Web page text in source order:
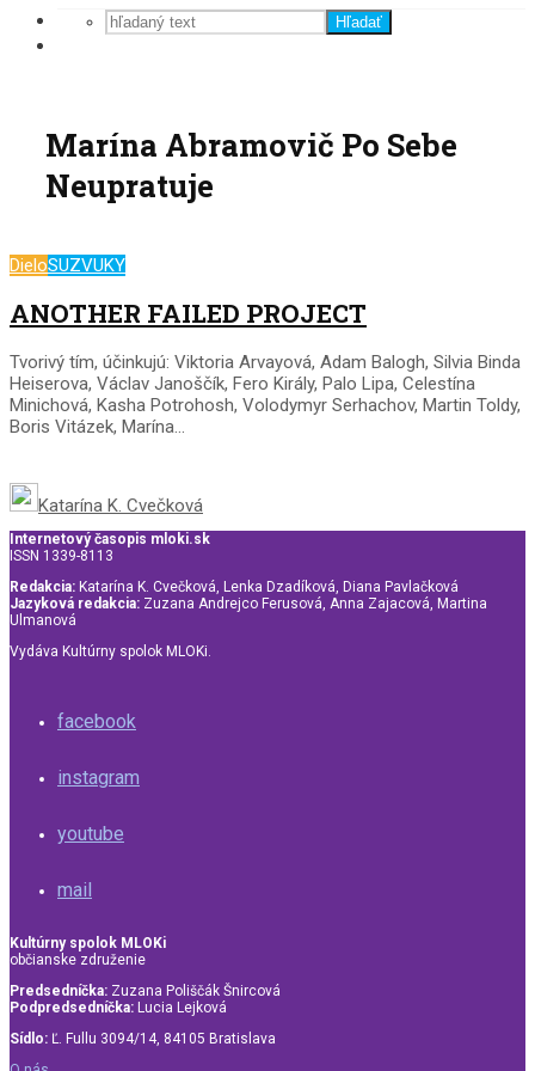
Hľadať
Marína Abramovič Po Sebe
Neupratuje
DieloSUZVUKY
ANOTHER FAILED PROJECT
Tvorivý tím, účinkujú: Viktoria Arvayová, Adam Balogh, Silvia Binda
Heiserova, Václav Janoščík, Fero Király, Palo Lipa, Celestína
Minichová, Kasha Potrohosh, Volodymyr Serhachov, Martin Toldy,
Boris Vitázek, Marína...
Katarína K. Cvečková
Internetový časopis mloki.sk
ISSN 1339-8113
Redakcia: Katarína K. Cvečková, Lenka Dzadíková, Diana Pavlačková
Jazyková redakcia: Zuzana Andrejco Ferusová, Anna Zajacová, Martina
Ulmanová
Vydáva Kultúrny spolok MLOKi.
facebook
instagram
youtube
mail
Kultúrny spolok MLOKi
občianske združenie
Predsedníčka: Zuzana Poliščák Šnircová
Podpredsedníčka: Lucia Lejková
Sídlo: Ľ. Fullu 3094/14, 84105 Bratislava